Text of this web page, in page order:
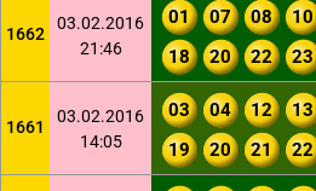
1662
03.02.2016
21:46
01 07 08 10
18
20 22 23
1661
03.02.2016
14:05
03 04 12 13
19
20 21 22